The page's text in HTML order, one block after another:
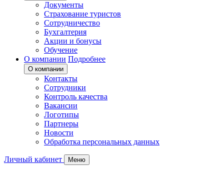
Документы
Страхование туристов
Сотрудничество
Бухгалтерия
Акции и бонусы
Обучение
О компании Подробнее
О компании
Контакты
Сотрудники
Контроль качества
Вакансии
Логотипы
Партнеры
Новости
Обработка персональных данных
Личный кабинет Меню